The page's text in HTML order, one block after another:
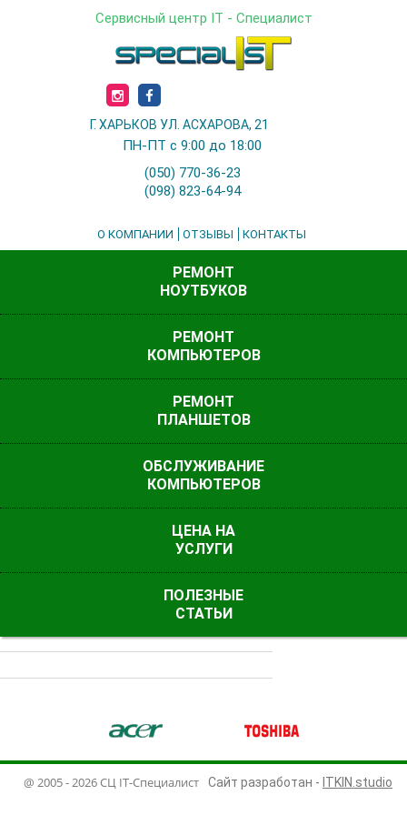
Сервисный центр IT - Специалист
О КОМПАНИИ ОТЗЫВЫ КОНТАКТЫ
Г. ХАРЬКОВ УЛ. АСХАРОВА, 21
ПН-ПТ с 9:00 до 18:00
(050) 770-36-23
(098) 823-64-94
РЕМОНТ
НОУТБУКОВ
РЕМОНТ
КОМПЬЮТЕРОВ
РЕМОНТ
ПЛАНШЕТОВ
ОБСЛУЖИВАНИЕ
КОМПЬЮТЕРОВ
ЦЕНА НА
УСЛУГИ
ПОЛЕЗНЫЕ
СТАТЬИ
ПЕРЕСТАЛА РАБОТАТЬ КЛАВИАТУРА
@ 2005 - 2026 СЦ IT-Специалист Сайт разработан - ITKIN.studio